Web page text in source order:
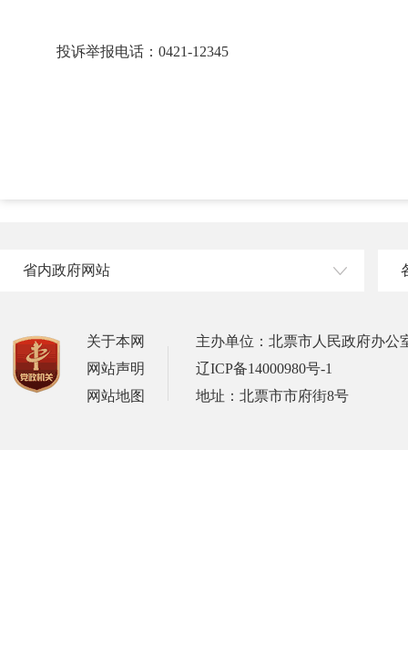
投诉举报电话：0421-12345
省内政府网站
关于本网
网站声明
网站地图
主办单位：北票市人民政府办公
辽ICP备14000980号-1
地址：北票市市府街8号